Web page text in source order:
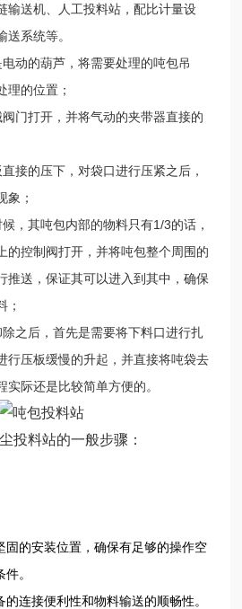
输送机、人工投料站，配比计量设
送系统等。
的葫芦，将需要处理的吨包吊
理的位置；
打开，并将气动的夹带器直接的
的压下，对袋口进行压紧之后，
象；
其吨包内部的物料只有1/3的话，
的控制阀打开，并将吨包整个周围的
推送，保证其可以进入到其中，确保
；
后，首先是需要将下料口进行扎
行压板缓慢的升起，并直接将吨袋去
实际还是比较简单方便的。
投料站的一般步骤：
固的安装位置，确保有足够的操作空
。
连接便利性和物料输送的顺畅性。